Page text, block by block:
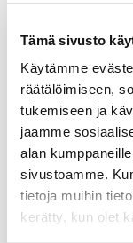
Tämä sivusto
Käytämme
räätälöimiseen,
tukemiseen ja
jaamme
alan
sivustoamme.
tietoja muihin
kerätty, kun olet